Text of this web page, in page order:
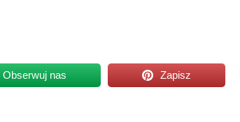
Obserwuj nas Zapisz